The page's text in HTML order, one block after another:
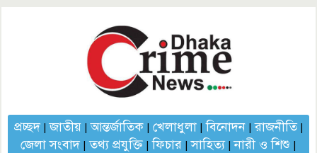
প্রচ্ছদ|জাতীয়|আন্তর্জাতিক| খেলাধুলা|বিনোদন|রাজনীতি|
জেলা সংবাদ|তথ্য প্রযুক্তি |ফিচার |সাহিত্য|নারী ও শিশু |